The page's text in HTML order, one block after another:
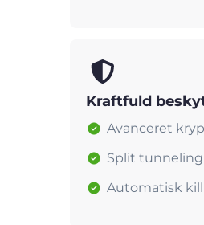
Kraftfuld
Avanceret
Split tunneling
Automatisk